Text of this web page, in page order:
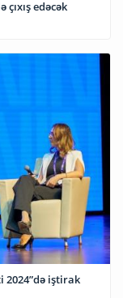
edəcək
2024”də iştirak